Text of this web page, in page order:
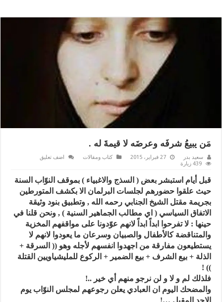
مَن يبيعُ شرفَه وعرضَه لا قيمةَ له .
سعيد بدر 27 فبراير، 2015 كتاب ومقالات
اضف تعليق
439 زيارة
قبل أيام استبشر بعض ( السذج والاغبياء ) بموقف النوّاب السنة
حيث علقوا حضورهم لجلسات البرلمان الا بكشف المتورطين
بجريمة مقتل الشيخ الجنابي رحمه الله , وتطبيق بنود وثيقة
الاتفاق السياسي ( اي مطالب الجماهير السنية ) , ونحن قلنا في
حينها : لا تفرحوا ابداً ابداً لانهم عوّدونا على مواقفهم المخزية
والمتناقضة كالأطفال والصبيان وسرعان ما يعودوا لانهم لا
يستطيعون مفارقة من اجهدوا انفسهم لأجله وهو (( السرقة +
الذلة + بيع الشرف + بيع الضمير + الركوع للمليشياويين القتلة
)) !
فلذلك لم و لا و لن نرجو منهم أي خير ..!
والمضحك اليوم ان العبادي يعلن رجوعهم لمجلس النوّاب يوم
الاحد المقبل …!